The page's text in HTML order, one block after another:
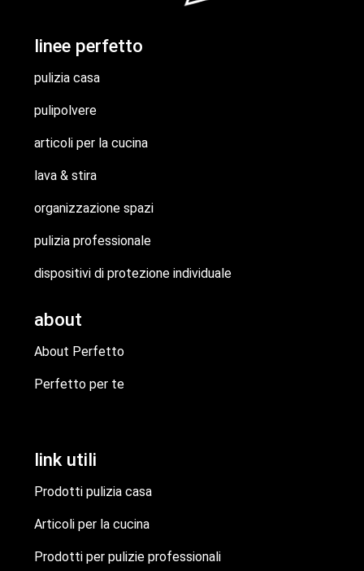
linee perfetto
pulizia casa
pulipolvere
articoli per la cucina
lava & stira
organizzazione spazi
pulizia professionale
dispositivi di protezione individuale
about
About Perfetto
Perfetto per te
link utili
Prodotti pulizia casa
Articoli per la cucina
Prodotti per pulizie professionali